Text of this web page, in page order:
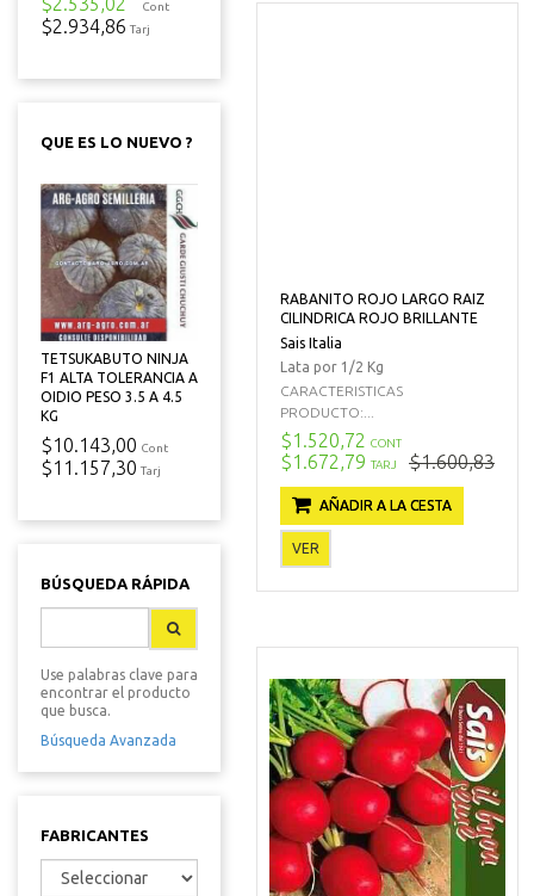
Cont
$2.934,86 Tarj
QUE ES LO NUEVO ?
TETSUKABUTO NINJA
F1 ALTA TOLERANCIA A
OIDIO PESO 3.5 A 4.5
KG
$10.143,00 Cont
$11.157,30 Tarj
BÚSQUEDA RÁPIDA
Use palabras clave para
encontrar el producto
que busca.
Búsqueda Avanzada
FABRICANTES
RABANITO ROJO LARGO RAIZ
CILINDRICA ROJO BRILLANTE
Sais Italia
Lata por 1/2 Kg
CARACTERISTICAS
PRODUCTO:...
$1.520,72 CONT
$1.672,79 TARJ $1.600,83
AÑADIR A LA CESTA
VER